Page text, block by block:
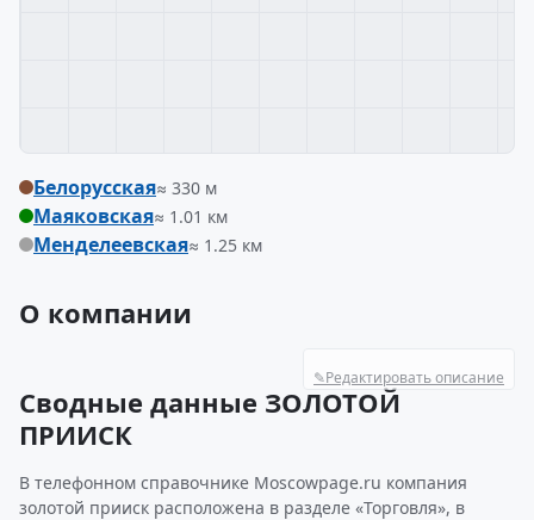
Белорусская≈ 330 м
Маяковская≈ 1.01 км
Менделеевская≈ 1.25 км
О компании
✎Редактировать описание
Сводные данные ЗОЛОТОЙ
ПРИИСК
В телефонном справочнике Moscowpage.ru компания
золотой прииск расположена в разделе «Торговля», в